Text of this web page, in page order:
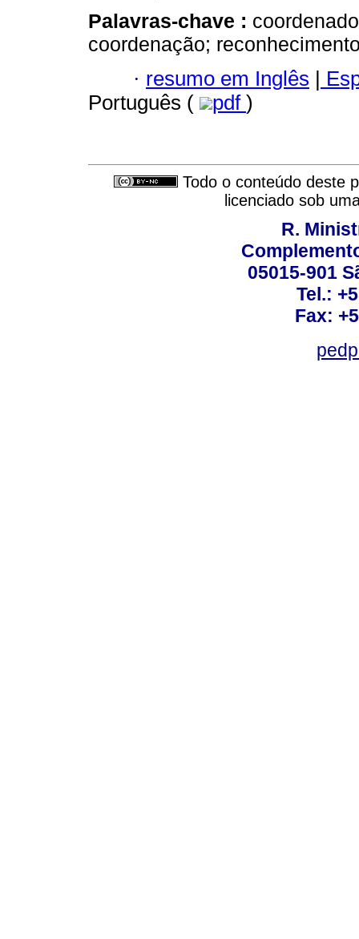
Palavras-chave :
coordenação;
· resumo em Inglês |
Português (
pdf )
Todo o conteúdo deste
licenciado sob
R.
05015-901
Tel.:
Fax: